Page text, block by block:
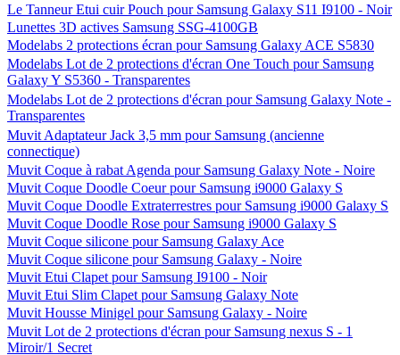
Le Tanneur Etui cuir Pouch pour Samsung Galaxy S11 I9100 - Noir
Lunettes 3D actives Samsung SSG-4100GB
Modelabs 2 protections écran pour Samsung Galaxy ACE S5830
Modelabs Lot de 2 protections d'écran One Touch pour Samsung
Galaxy Y S5360 - Transparentes
Modelabs Lot de 2 protections d'écran pour Samsung Galaxy Note -
Transparentes
Muvit Adaptateur Jack 3,5 mm pour Samsung (ancienne
connectique)
Muvit Coque à rabat Agenda pour Samsung Galaxy Note - Noire
Muvit Coque Doodle Coeur pour Samsung i9000 Galaxy S
Muvit Coque Doodle Extraterrestres pour Samsung i9000 Galaxy S
Muvit Coque Doodle Rose pour Samsung i9000 Galaxy S
Muvit Coque silicone pour Samsung Galaxy Ace
Muvit Coque silicone pour Samsung Galaxy - Noire
Muvit Etui Clapet pour Samsung I9100 - Noir
Muvit Etui Slim Clapet pour Samsung Galaxy Note
Muvit Housse Minigel pour Samsung Galaxy - Noire
Muvit Lot de 2 protections d'écran pour Samsung nexus S - 1
Miroir/1 Secret